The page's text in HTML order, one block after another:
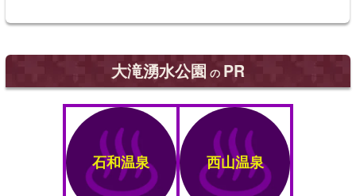
大滝湧水公園 の PR
石和温泉 西山温泉